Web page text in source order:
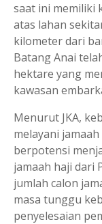
saat ini memiliki
atas lahan
kilometer dari
Batang Anai
hektare yang
kawasan
Menurut JKA,
melayani
berpotensi
jamaah haji dari
jumlah calon
masa tunggu
penyelesaian